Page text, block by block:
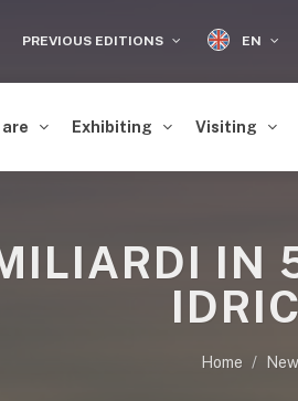
PREVIOUS EDITIONS EN
are Exhibiting Visiting
IN
Home